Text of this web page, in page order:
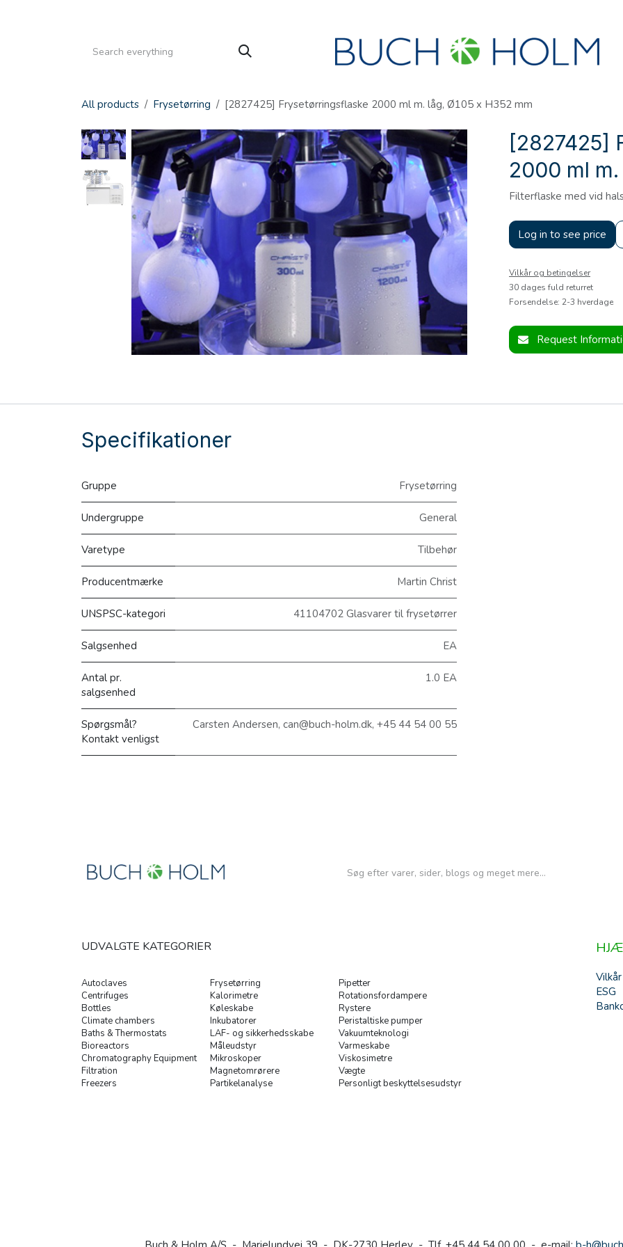
All products Frysetørring [2827425] Frysetørringsflaske 2000 ml m. låg, Ø105 x H352 mm
[2827425]
2000 ml
Filterflaske med vid
Log in to see price
Vilkår og betingelser
30 dages fuld returret
Forsendelse: 2-3 hverdage
Request
Specifikationer
Gruppe Frysetørring
Undergruppe General
Varetype Tilbehør
Producentmærke Martin Christ
UNSPSC-kategori 41104702 Glasvarer til frysetørrer
Salgsenhed EA
Antal pr.
salgsenhed
1.0 EA
Spørgsmål?
Kontakt venligst
Carsten Andersen, can@buch-holm.dk, +45 44 54 00 55
Autoclaves
Centrifuges
Bottles
Climate chambers
Baths & Thermostats
Bioreactors
Chromatography Equipment
Filtration
Freezers
Frysetørring
Kalorimetre
Køleskabe
Inkubatorer
LAF- og sikkerhedsskabe
Måleudstyr
Mikroskoper
Magnetomrørere
Partikelanalyse
Pipetter
Rotationsfordampere
Rystere
Peristaltiske pumper
Vakuumteknologi
Varmeskabe
Viskosimetre
Vægte
Personligt beskyttelsesudstyr
UDVALGTE KATEGORIER
Vilkår
ESG